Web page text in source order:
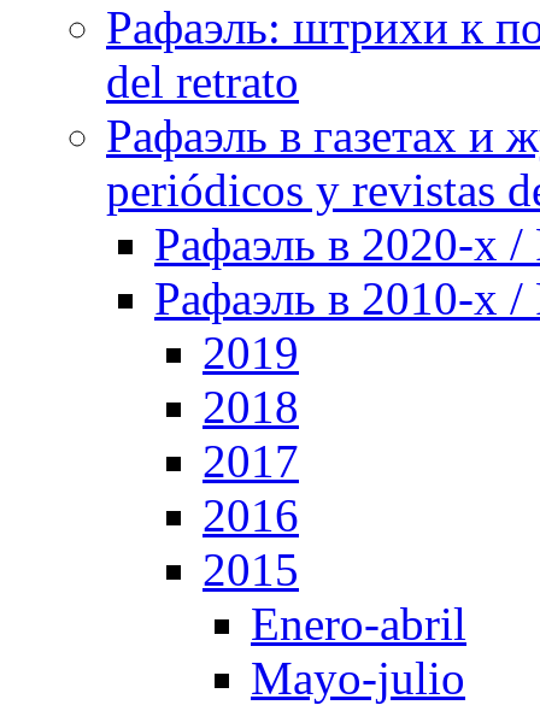
Рафаэль: штрихи к
del retrato
Рафаэль в газетах и
periódicos y revistas
Рафаэль в 2020-х /
Рафаэль в 2010-х /
2019
2018
2017
2016
2015
Enero-abril
Mayo-julio